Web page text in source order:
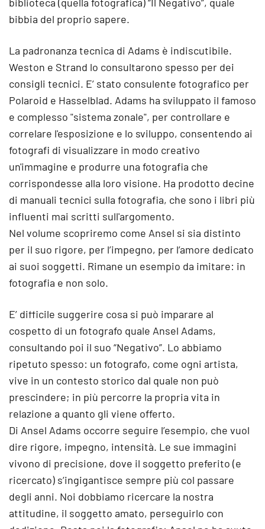
bibbia del proprio sapere.
La padronanza tecnica di Adams è indiscutibile.
Weston e Strand lo consultarono spesso per dei
consigli tecnici. E’ stato consulente fotografico per
Polaroid e Hasselblad. Adams ha sviluppato il famoso
e complesso "sistema zonale", per controllare e
correlare l'esposizione e lo sviluppo, consentendo ai
fotografi di visualizzare in modo creativo
un'immagine e produrre una fotografia che
corrispondesse alla loro visione. Ha prodotto decine
di manuali tecnici sulla fotografia, che sono i libri più
influenti mai scritti sull'argomento.
Nel volume scopriremo come Ansel si sia distinto
per il suo rigore, per l’impegno, per l’amore dedicato
ai suoi soggetti. Rimane un esempio da imitare: in
fotografia e non solo.
E’ difficile suggerire cosa si può imparare al
cospetto di un fotografo quale Ansel Adams,
consultando poi il suo “Negativo”. Lo abbiamo
ripetuto spesso: un fotografo, come ogni artista,
vive in un contesto storico dal quale non può
prescindere; in più percorre la propria vita in
relazione a quanto gli viene offerto.
Di Ansel Adams occorre seguire l’esempio, che vuol
dire rigore, impegno, intensità. Le sue immagini
vivono di precisione, dove il soggetto preferito (e
ricercato) s’ingigantisce sempre più col passare
degli anni. Noi dobbiamo ricercare la nostra
attitudine, il soggetto amato, perseguirlo con